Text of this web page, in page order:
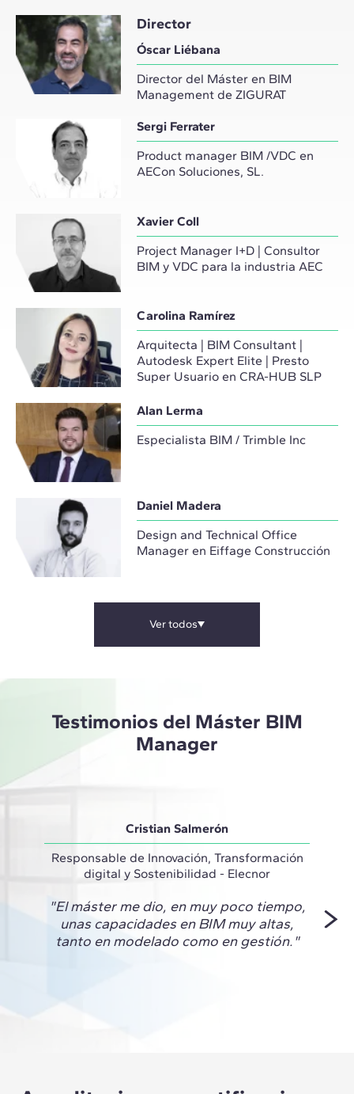
Director
Óscar Liébana
Director del Máster en BIM
Management de ZIGURAT
Sergi Ferrater
Product manager BIM /VDC en
AECon Soluciones, SL.
Xavier Coll
Project Manager I+D | Consultor
BIM y VDC para la industria AEC
Carolina Ramírez
Arquitecta | BIM Consultant |
Autodesk Expert Elite | Presto
Super Usuario en CRA-HUB SLP
Alan Lerma
Especialista BIM / Trimble Inc
Daniel Madera
Design and Technical Office
Manager en Eiffage Construcción
Ver todos
Testimonios del Máster BIM
Manager
Cristian Salmerón
Responsable de Innovación, Transformación
digital y Sostenibilidad - Elecnor
"El máster me dio, en muy poco tiempo,
unas capacidades en BIM muy altas,
tanto en modelado como en gestión."
de